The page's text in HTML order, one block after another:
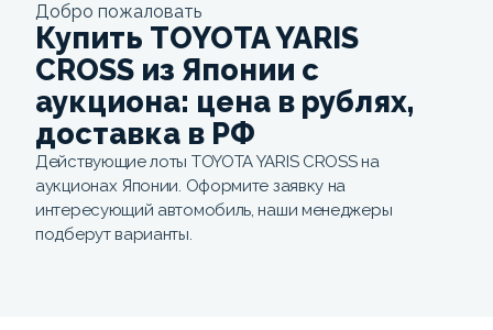
Добро пожаловать
Купить TOYOTA YARIS
CROSS из Японии с
аукциона: цена в рублях,
доставка в РФ
Действующие лоты TOYOTA YARIS CROSS на
аукционах Японии. Оформите заявку на
интересующий автомобиль, наши менеджеры
подберут варианты.